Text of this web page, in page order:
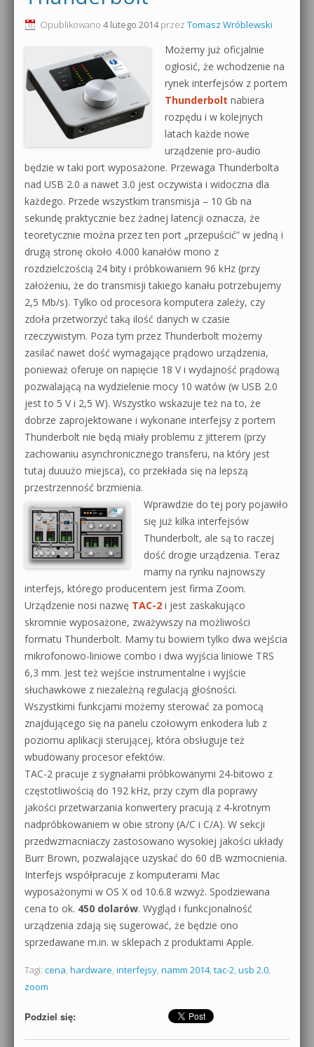
Produkcja muzyczna od podstaw
Sylenth1 od podstaw
Sound Forge od podstaw
Dubstep z syntezatorem Massive
Pakiety
0dB.pl - informacje
Materiały dla mediów
Archiwum aktualności
Polityka prywatności
Regulamin
Działanie sklepu internetowego
Wyszukiwanie
Opublikowano 4 lutego 2014przez Tomasz Wróblewski
Możemy już oficjalnie
ogłosić, że wchodzenie na
rynek interfejsów z portem
Thunderbolt nabiera
rozpędu i w kolejnych
latach każde nowe
urządzenie pro-audio
będzie w taki port wyposażone. Przewaga Thunderbolta
nad USB 2.0 a nawet 3.0 jest oczywista i widoczna dla
każdego. Przede wszystkim transmisja – 10 Gb na
sekundę praktycznie bez żadnej latencji oznacza, że
teoretycznie można przez ten port „przepuścić” w jedną i
drugą stronę około 4.000 kanałów mono z
rozdzielczością 24 bity i próbkowaniem 96 kHz (przy
założeniu, że do transmisji takiego kanału potrzebujemy
2,5 Mb/s). Tylko od procesora komputera zależy, czy
zdoła przetworzyć taką ilość danych w czasie
rzeczywistym. Poza tym przez Thunderbolt możemy
zasilać nawet dość wymagające prądowo urządzenia,
ponieważ oferuje on napięcie 18 V i wydajność prądową
pozwalającą na wydzielenie mocy 10 watów (w USB 2.0
jest to 5 V i 2,5 W). Wszystko wskazuje też na to, że
dobrze zaprojektowane i wykonane interfejsy z portem
Thunderbolt nie będą miały problemu z jitterem (przy
zachowaniu asynchronicznego transferu, na który jest
tutaj duuużo miejsca), co przekłada się na lepszą
przestrzenność brzmienia.
Wprawdzie do tej pory pojawiło
się już kilka interfejsów
Thunderbolt, ale są to raczej
dość drogie urządzenia. Teraz
mamy na rynku najnowszy
interfejs, którego producentem jest firma Zoom.
Urządzenie nosi nazwę TAC-2 i jest zaskakująco
skromnie wyposażone, zważywszy na możliwości
formatu Thunderbolt. Mamy tu bowiem tylko dwa wejścia
mikrofonowo-liniowe combo i dwa wyjścia liniowe TRS
6,3 mm. Jest też wejście instrumentalne i wyjście
słuchawkowe z niezależną regulacją głośności.
Wszystkimi funkcjami możemy sterować za pomocą
znajdującego się na panelu czołowym enkodera lub z
poziomu aplikacji sterującej, która obsługuje też
wbudowany procesor efektów.
TAC-2 pracuje z sygnałami próbkowanymi 24-bitowo z
częstotliwością do 192 kHz, przy czym dla poprawy
jakości przetwarzania konwertery pracują z 4-krotnym
nadpróbkowaniem w obie strony (A/C i C/A). W sekcji
przedwzmacniaczy zastosowano wysokiej jakości układy
Burr Brown, pozwalające uzyskać do 60 dB wzmocnienia.
Interfejs współpracuje z komputerami Mac
wyposażonymi w OS X od 10.6.8 wzwyż. Spodziewana
cena to ok. 450 dolarów. Wygląd i funkcjonalność
urządzenia zdają się sugerować, że będzie ono
sprzedawane m.in. w sklepach z produktami Apple.
Tagi: cena, hardware, interfejsy, namm 2014, tac-2, usb 2.0,
zoom
Podziel się: